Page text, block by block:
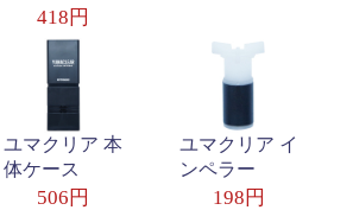
418円
ユマクリア 本
体ケース
506円
ユマクリア イ
ンペラー
198円